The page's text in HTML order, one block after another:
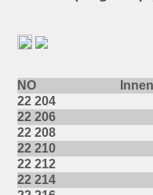
NO
22 204
22 206
22 208
22 210
22 212
22 214